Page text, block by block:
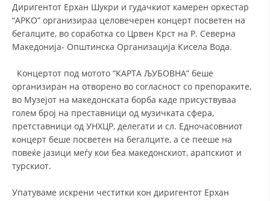
ЗАКОН ЗА ЦКРМ
ОРГАНИЗАЦИЈА И РАЗВОЈ
РАКОВОДЕН ОДБОР
СТРУКТУРА И ОРГАНИЗАЦИОНА ПОСТАВЕНОСТ
Диригентот Ерхан Шукри и гудачкиот камерен оркестар
“АРКО” организираа целовечерен концерт посветен на
бегалците, во соработка со Црвен Крст на Р. Северна
Македонија- Општинска Организација Кисела Вода.
Концертот под мотото “КАРТА ЉУБОВНА” беше
организиран на отворено во согласност со препораките,
во Музејот на македонската борба каде присуствуваа
голем број на преставници од музичката сфера,
претставници од УНХЦР, делегати и сл. Едночасовниот
концерт беше посветен на бегалците, а се пееше на
повеќе јазици меѓу кои беа македонскиот, арапскиот и
турскиот.
Упатуваме искрени честитки кон диригентот Ерхан